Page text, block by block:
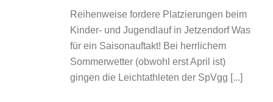
Reihenweise fordere Platzierungen beim
Kinder- und Jugendlauf in Jetzendorf Was
für ein Saisonauftakt! Bei herrlichem
Sommerwetter (obwohl erst April ist)
gingen die Leichtathleten der SpVgg [...]